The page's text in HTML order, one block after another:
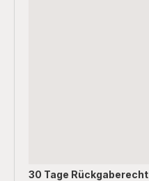
30 Tage Rückgaberecht